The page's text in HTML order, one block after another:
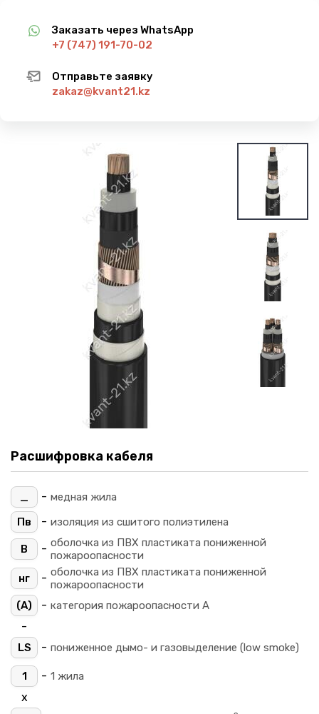
Заказать через WhatsApp
+7 (747) 191-70-02
Отправьте заявку
zakaz@kvant21.kz
Расшифровка кабеля
_ - медная жила
Пв
- изоляция из сшитого полиэтилена
В - оболочка из ПВХ пластиката пониженной
пожароопасности
нг
- оболочка из ПВХ пластиката пониженной
пожароопасности
(A)
- категория пожароопасности A
-
LS - пониженное дымо- и газовыделение (low smoke)
1 - 1 жила
х